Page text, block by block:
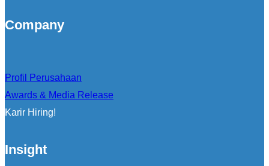
Company
Profil Perusahaan
Awards & Media Release
Karir Hiring!
Insight